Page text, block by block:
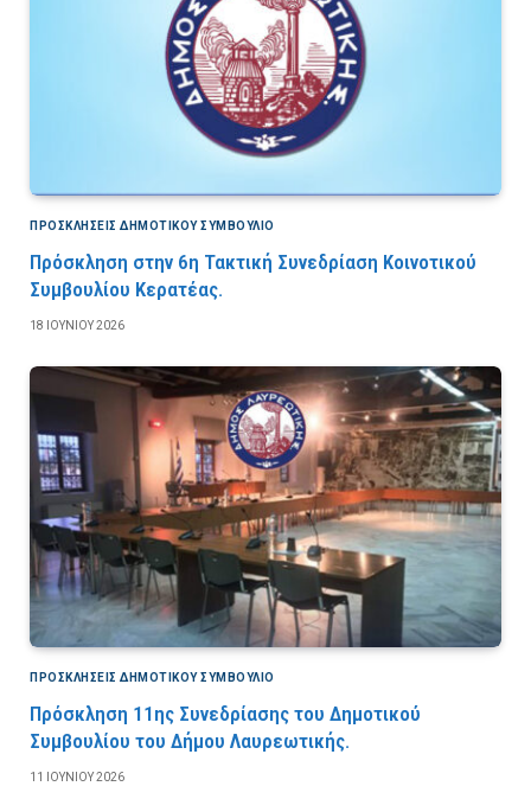
ΠΡΟΣΚΛΉΣΕΙΣ ΔΗΜΟΤΙΚΟΎ ΣΥΜΒΟΎΛΙΟ
Πρόσκληση στην 6η Τακτική Συνεδρίαση Κοινοτικού
Συμβουλίου Κερατέας.
18 ΙΟΥΝΊΟΥ 2026
ΠΡΟΣΚΛΉΣΕΙΣ ΔΗΜΟΤΙΚΟΎ ΣΥΜΒΟΎΛΙΟ
Πρόσκληση 11ης Συνεδρίασης του Δημοτικού
Συμβουλίου του Δήμου Λαυρεωτικής.
11 ΙΟΥΝΊΟΥ 2026